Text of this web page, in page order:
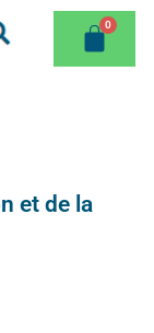
et de la